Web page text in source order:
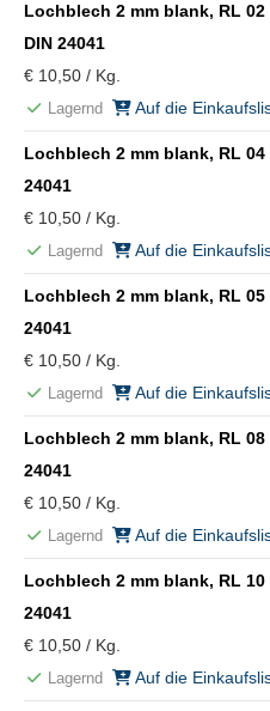
Lochblech 2 mm blank, RL 02
DIN 24041
€ 10,50 / Kg.
Lagernd Auf die
Lochblech 2 mm blank, RL 04
24041
€ 10,50 / Kg.
Lagernd Auf die
Lochblech 2 mm blank, RL 05
24041
€ 10,50 / Kg.
Lagernd Auf die
Lochblech 2 mm blank, RL 08
24041
€ 10,50 / Kg.
Lagernd Auf die
Lochblech 2 mm blank, RL 10
24041
€ 10,50 / Kg.
Lagernd Auf die